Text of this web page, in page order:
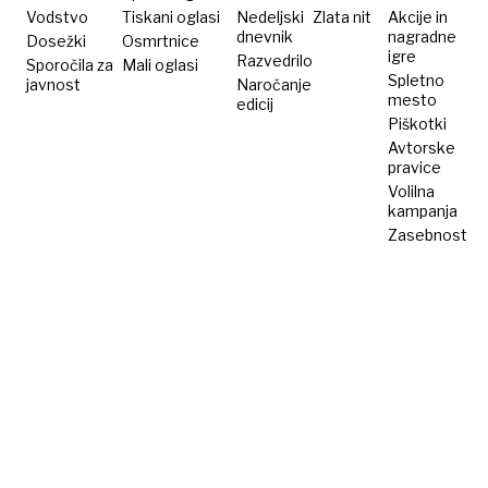
Vodstvo
Dosežki
Sporočila za
javnost
Tiskani oglasi
Osmrtnice
Mali oglasi
Nedeljski
dnevnik
Razvedrilo
Naročanje
edicij
Zlata nit
Akcije in
nagradne
igre
Spletno
mesto
Piškotki
Avtorske
pravice
Volilna
kampanja
Zasebnost